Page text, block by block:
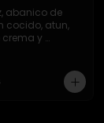
abanico de
cocido, atun,
y